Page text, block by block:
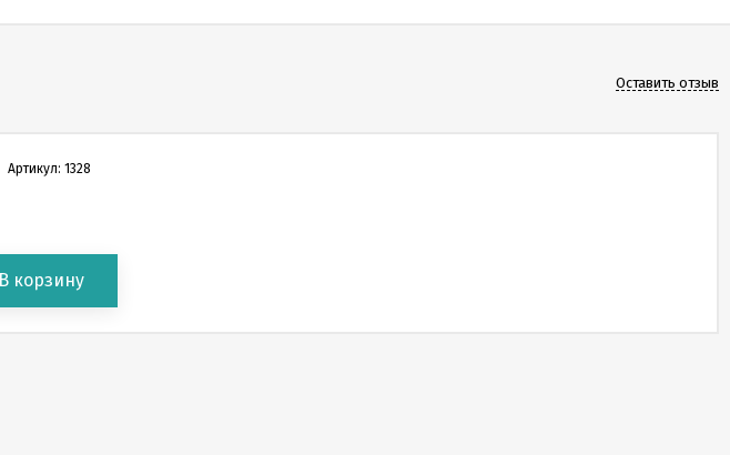
Оставить отзыв
Артикул: 1328
В корзину